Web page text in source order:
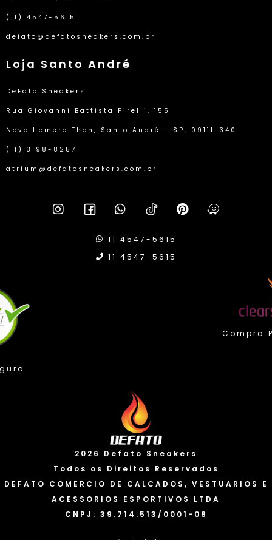
Valorizamos sua privacidade
Usamos cookies para melhorar sua experiência. Ao
continuar a usar nosso site, você concorda com o uso
em nossa “Política de privacidade” e alterar suas
preferências a qualquer momento.
Política de cookies
(11) 4547-5615
defato@defatosneakers.com.br
Loja Santo André
DeFato Sneakers
Rua Giovanni Battista Pirelli, 155
Novo Homero Thon, Santo André - SP, 09111-340
(11) 3198-8257
atrium@defatosneakers.com.br
11 4547-5615
11 4547-5615
2026 Defato Sneakers
Todos os Direitos Reservados
DEFATO COMERCIO DE CALCADOS, VESTUARIOS E
ACESSORIOS ESPORTIVOS LTDA
CNPJ: 39.714.513/0001-08